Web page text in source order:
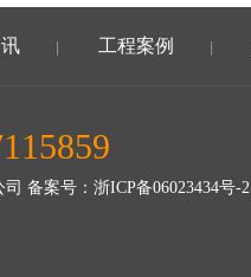
工程案例
备案号： 浙ICP备06023434号-2